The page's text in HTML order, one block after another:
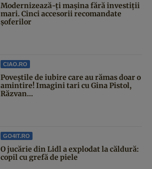
Modernizează-ți mașina fără investiții
mari. Cinci accesorii recomandate
șoferilor
CIAO.RO
Poveştile de iubire care au rămas doar o
amintire! Imagini tari cu Gina Pistol,
Răzvan...
GO4IT.RO
O jucărie din Lidl a explodat la căldură:
copil cu grefă de piele